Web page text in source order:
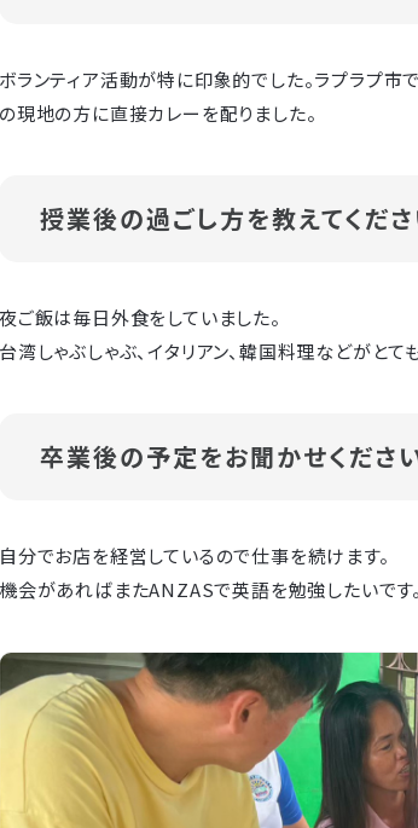
ボランティア活動が特に印象的でした。ラプラプ
の現地の方に直接カレーを配りました。
授業後の過ごし方を教えてくだ
夜ご飯は毎日外食をしていました。
台湾しゃぶしゃぶ、イタリアン、韓国料理などがとて
卒業後の予定をお聞かせくださ
自分でお店を経営しているので仕事を続けます。
機会があればまたANZASで英語を勉強したいです。